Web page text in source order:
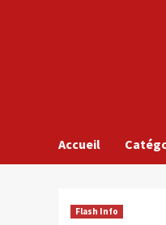
Accueil
Flash Info